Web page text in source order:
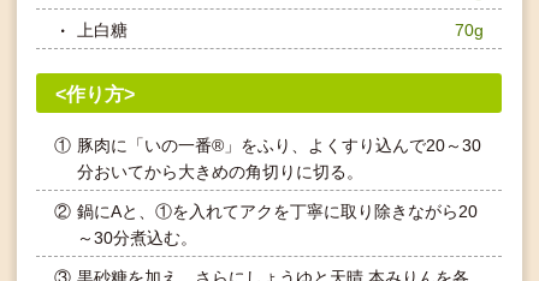
上白糖 70g
<作り方>
① 豚肉に「いの一番®」をふり、よくすり込んで20～30
分おいてから大きめの角切りに切る。
② 鍋にAと、①を入れてアクを丁寧に取り除きながら20
～30分煮込む。
③ 黒砂糖を加え、さらにしょうゆと天晴 本みりんを各